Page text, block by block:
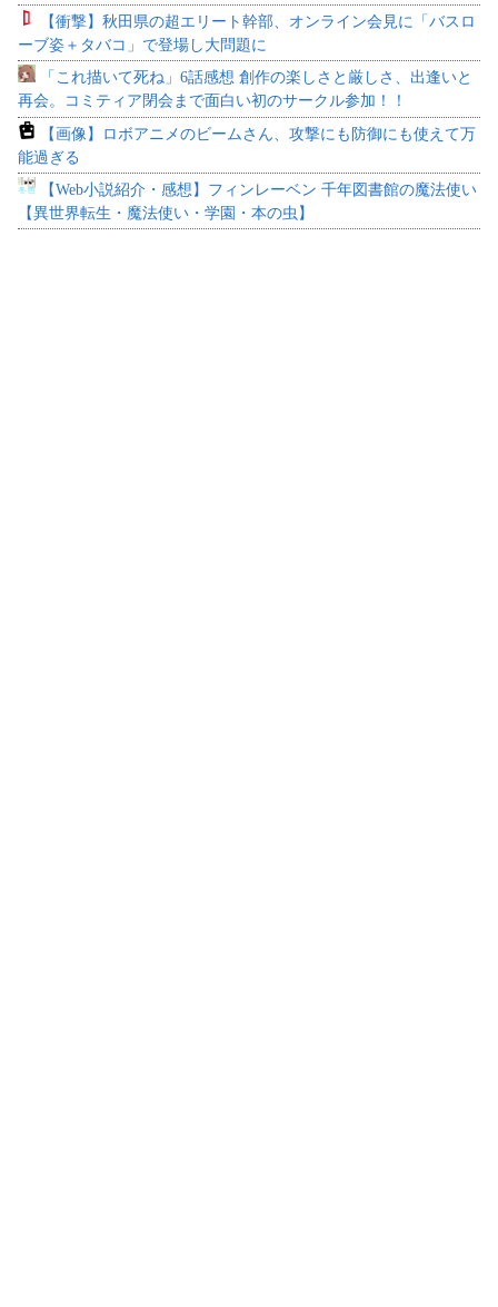
【衝撃】秋田県の超エリート幹部、オンライン会見に「バスロ
ーブ姿＋タバコ」で登場し大問題に
「これ描いて死ね」6話感想 創作の楽しさと厳しさ、出逢いと
再会。コミティア閉会まで面白い初のサークル参加！！
【画像】ロボアニメのビームさん、攻撃にも防御にも使えて万
能過ぎる
【Web小説紹介・感想】フィンレーベン 千年図書館の魔法使い
【異世界転生・魔法使い・学園・本の虫】